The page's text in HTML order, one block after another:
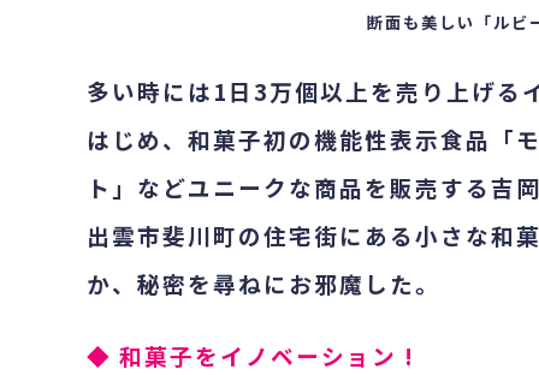
断面も美しい「ルビ
多い時には1日3万個以上を売り上げる
はじめ、和菓子初の機能性表示食品「
ト」などユニークな商品を販売する吉
出雲市斐川町の住宅街にある小さな和
か、秘密を尋ねにお邪魔した。
◆ 和菓子をイノベーション !